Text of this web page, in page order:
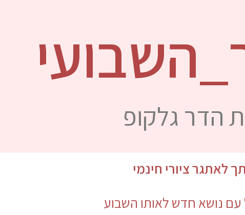
הדר גלקופ
לאתגר ציורי חינמי
עם נושא חדש לאותו השבוע